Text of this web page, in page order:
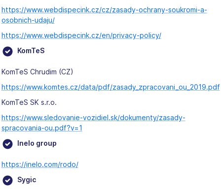
https://www.webdispecink.cz/cz/zasady-ochrany-soukromi-a-
osobnich-udaju/
https://www.webdispecink.cz/en/privacy-policy/
KomTeS
KomTeS Chrudim (CZ)
https://www.komtes.cz/data/pdf/zasady_zpracovani_ou_2019.pdf
KomTeS SK s.r.o.
https://www.sledovanie-vozidiel.sk/dokumenty/zasady-
spracovania-ou.pdf?v=1
Inelo group
https://inelo.com/rodo/
Sygic